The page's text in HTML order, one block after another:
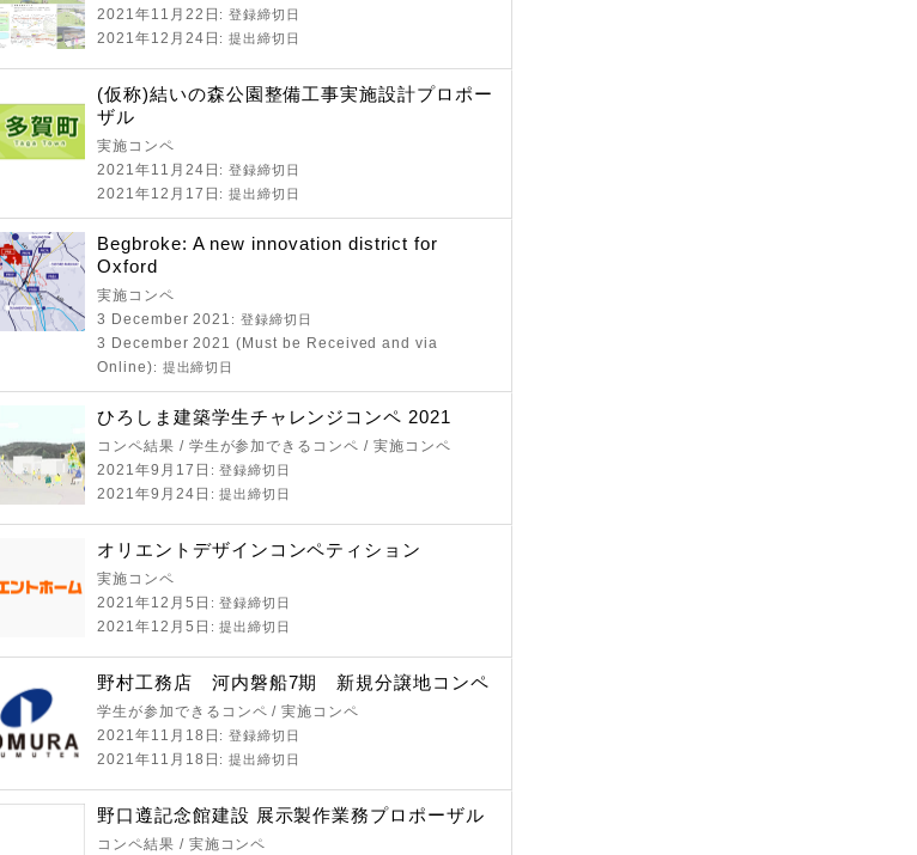
2021年11月22日 : 登録締切日
2021年12月24日 : 提出締切日
(仮称)結いの森公園整備工事実施設計プロポー
ザル
実施コンペ
2021年11月24日 : 登録締切日
2021年12月17日 : 提出締切日
Begbroke: A new innovation district for
Oxford
実施コンペ
3 December 2021 : 登録締切日
3 December 2021 (Must be Received and via
Online): 提出締切日
ひろしま建築学生チャレンジコンペ 2021
コンペ結果 / 学生が参加できるコンペ / 実施コンペ
2021年9月17日 : 登録締切日
2021年9月24日 : 提出締切日
オリエントデザインコンペティション
実施コンペ
2021年12月5日 : 登録締切日
2021年12月5日 : 提出締切日
野村工務店 河内磐船7期 新規分譲地コンペ
学生が参加できるコンペ / 実施コンペ
2021年11月18日 : 登録締切日
2021年11月18日 : 提出締切日
野口遵記念館建設 展示製作業務プロポーザル
コンペ結果 / 実施コンペ